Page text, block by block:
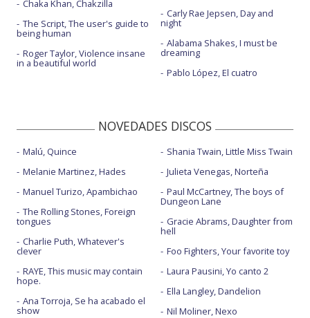
Chaka Khan, Chakzilla
The Script, The user's guide to
being human
Roger Taylor, Violence insane
in a beautiful world
Carly Rae Jepsen, Day and
night
Alabama Shakes, I must be
dreaming
Pablo López, El cuatro
NOVEDADES DISCOS
Malú, Quince
Melanie Martinez, Hades
Manuel Turizo, Apambichao
The Rolling Stones, Foreign
tongues
Charlie Puth, Whatever's
clever
RAYE, This music may contain
hope.
Ana Torroja, Se ha acabado el
show
Shania Twain, Little Miss Twain
Julieta Venegas, Norteña
Paul McCartney, The boys of
Dungeon Lane
Gracie Abrams, Daughter from
hell
Foo Fighters, Your favorite toy
Laura Pausini, Yo canto 2
Ella Langley, Dandelion
Nil Moliner, Nexo